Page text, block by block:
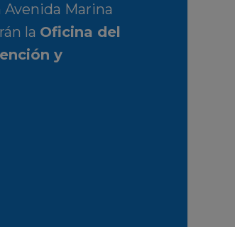
Avenida Marina
la Oficina del
y